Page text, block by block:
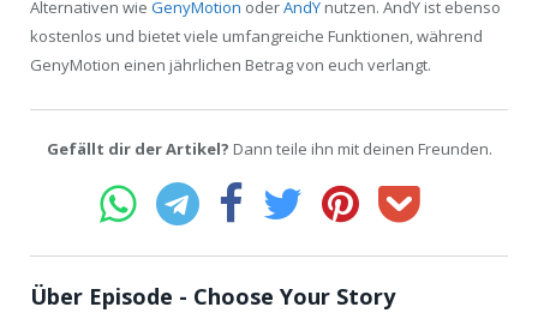
Alternativen wie GenyMotion oderAndY nutzen. AndY ist ebenso
kostenlos und bietet viele umfangreiche Funktionen, während
GenyMotion einen jährlichen Betrag von euch verlangt.
Gefällt dir der Artikel? Dann teile ihn mit deinen Freunden.
Über Episode - Choose Your Story